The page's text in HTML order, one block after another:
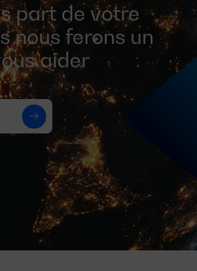
part de votre
nous ferons un
aider